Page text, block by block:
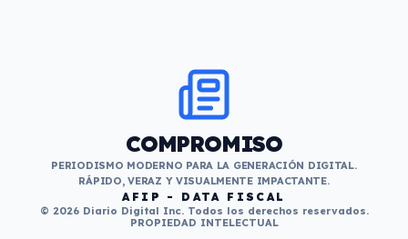
COMPROMISO
PERIODISMO MODERNO PARA LA GENERACIÓN DIGITAL.
RÁPIDO, VERAZ Y VISUALMENTE IMPACTANTE.
AFIP - DATA FISCAL
© 2026 Diario Digital Inc. Todos los derechos reservados.
PROPIEDAD INTELECTUAL